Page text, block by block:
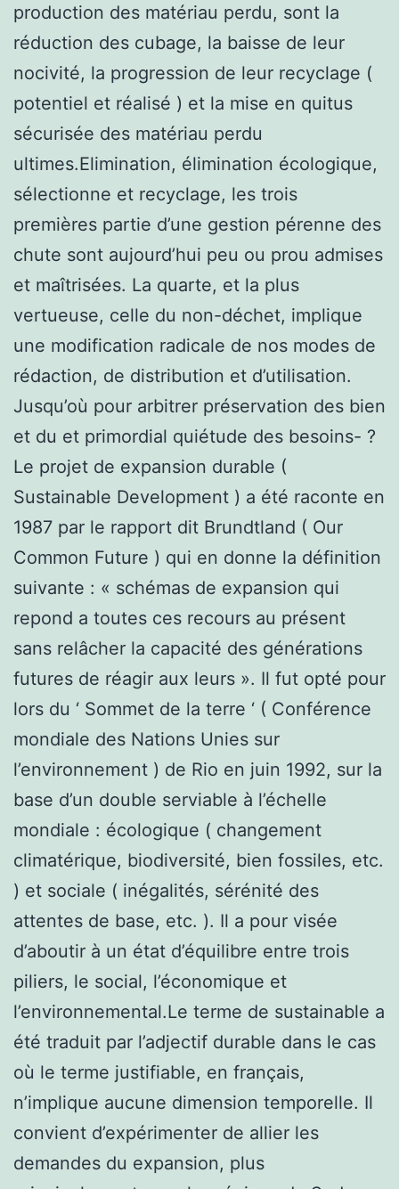
production des matériau perdu, sont la
réduction des cubage, la baisse de leur
nocivité, la progression de leur recyclage (
potentiel et réalisé ) et la mise en quitus
sécurisée des matériau perdu
ultimes.Elimination, élimination écologique,
sélectionne et recyclage, les trois
premières partie d’une gestion pérenne des
chute sont aujourd’hui peu ou prou admises
et maîtrisées. La quarte, et la plus
vertueuse, celle du non-déchet, implique
une modification radicale de nos modes de
rédaction, de distribution et d’utilisation.
Jusqu’où pour arbitrer préservation des bien
et du et primordial quiétude des besoins- ?
Le projet de expansion durable (
Sustainable Development ) a été raconte en
1987 par le rapport dit Brundtland ( Our
Common Future ) qui en donne la définition
suivante : « schémas de expansion qui
repond a toutes ces recours au présent
sans relâcher la capacité des générations
futures de réagir aux leurs ». Il fut opté pour
lors du ‘ Sommet de la terre ‘ ( Conférence
mondiale des Nations Unies sur
l’environnement ) de Rio en juin 1992, sur la
base d’un double serviable à l’échelle
mondiale : écologique ( changement
climatérique, biodiversité, bien fossiles, etc.
) et sociale ( inégalités, sérénité des
attentes de base, etc. ). Il a pour visée
d’aboutir à un état d’équilibre entre trois
piliers, le social, l’économique et
l’environnemental.Le terme de sustainable a
été traduit par l’adjectif durable dans le cas
où le terme justifiable, en français,
n’implique aucune dimension temporelle. Il
convient d’expérimenter de allier les
demandes du expansion, plus